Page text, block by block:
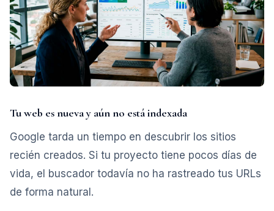
Tu web es nueva y aún no está indexada
Google tarda un tiempo en descubrir los sitios
recién creados. Si tu proyecto tiene pocos días de
vida, el buscador todavía no ha rastreado tus URLs
de forma natural.